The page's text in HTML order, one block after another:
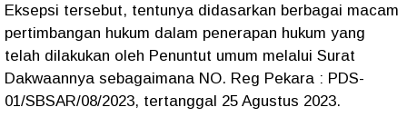
Eksepsi tersebut, tentunya didasarkan berbagai macam
pertimbangan hukum dalam penerapan hukum yang
telah dilakukan oleh Penuntut umum melalui Surat
Dakwaannya sebagaimana NO. Reg Pekara : PDS-
01/SBSAR/08/2023, tertanggal 25 Agustus 2023.